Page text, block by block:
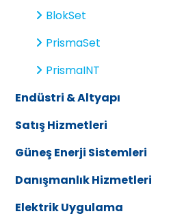
BlokSet
PrismaSet
PrismaINT
Endüstri & Altyapı
Satış Hizmetleri
Güneş Enerji Sistemleri
Danışmanlık Hizmetleri
Elektrik Uygulama